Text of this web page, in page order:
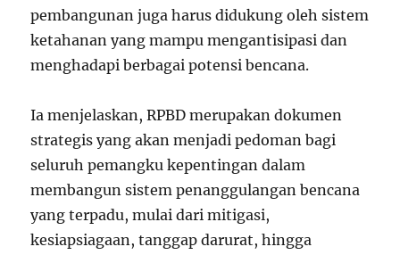
pembangunan juga harus didukung oleh sistem
ketahanan yang mampu mengantisipasi dan
menghadapi berbagai potensi bencana.
Ia menjelaskan, RPBD merupakan dokumen
strategis yang akan menjadi pedoman bagi
seluruh pemangku kepentingan dalam
membangun sistem penanggulangan bencana
yang terpadu, mulai dari mitigasi,
kesiapsiagaan, tanggap darurat, hingga